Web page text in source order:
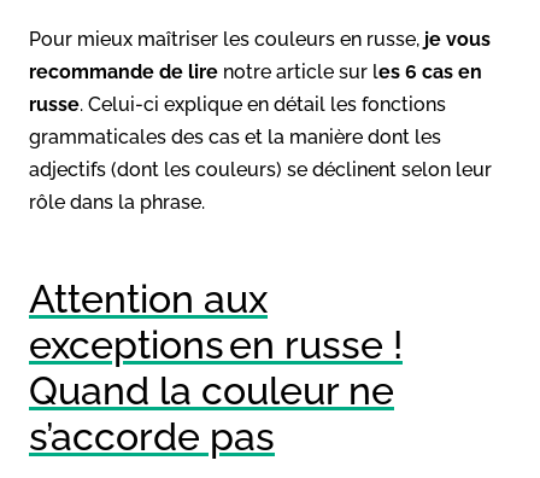
Pour mieux maîtriser les couleurs en russe, je vous
recommande de lire notre article sur les 6 cas en
russe. Celui-ci explique en détail les fonctions
grammaticales des cas et la manière dont les
adjectifs (dont les couleurs) se déclinent selon leur
rôle dans la phrase.
Attention aux
exceptions en russe !
Quand la couleur ne
s’accorde pas